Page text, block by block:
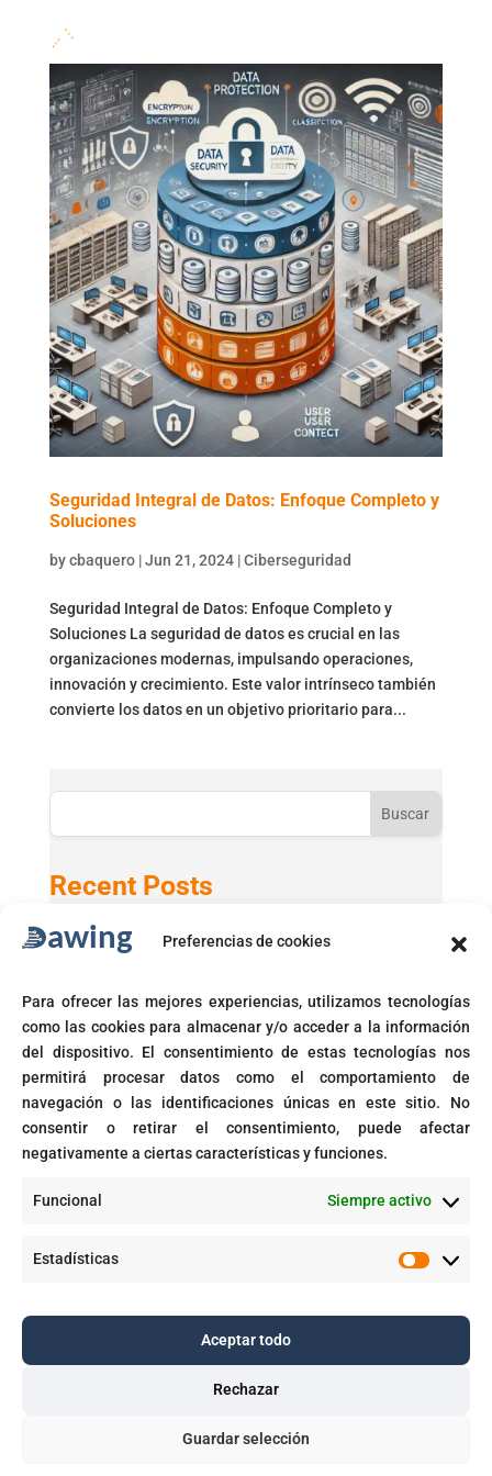
Preferencias de cookies
Para ofrecer las mejores experiencias, utilizamos tecnologías
como las cookies para almacenar y/o acceder a la información
del dispositivo. El consentimiento de estas tecnologías nos
permitirá procesar datos como el comportamiento de
navegación o las identificaciones únicas en este sitio. No
consentir o retirar el consentimiento, puede afectar
negativamente a ciertas características y funciones.
Funcional Siempre activo
Estadísticas
Aceptar todo
Rechazar
Guardar selección
Seguridad Integral de Datos: Enfoque Completo y
Soluciones
bycbaquero|Jun 21, 2024|Ciberseguridad
Seguridad Integral de Datos: Enfoque Completo y
Soluciones La seguridad de datos es crucial en las
organizaciones modernas, impulsando operaciones,
innovación y crecimiento. Este valor intrínseco también
convierte los datos en un objetivo prioritario para...
Buscar
Recent Posts
Active Directory 2025 con Windows 11 24H2
Microsoft activará automáticamente políticas de acceso
condicional
Fin del soporte para Windows 10
Corte prohíbe Zero Rating en Colombia
Recent Comments
GPT-5 en Microsoft 365 Copilot - Dawingen
Copyright © 2025. Todos los derechos reservados |
Dawing S.A.S.
 